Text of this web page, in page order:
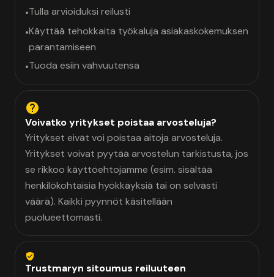
•Tulla arvioiduksi reilusti
•Käyttää tehokkaita työkaluja asiakaskokemuksen
parantamiseen
•Tuoda esiin vahvuutensa
Voivatko yritykset poistaa arvosteluja?
Yritykset eivät voi poistaa aitoja arvosteluja.
Yritykset voivat pyytää arvostelun tarkistusta, jos
se rikkoo käyttöehtojamme (esim. sisältää
henkilökohtaisia hyökkäyksiä tai on selvästi
väärä). Kaikki pyynnöt käsitellään
puolueettomasti.
Trustmaryn sitoumus reiluuteen